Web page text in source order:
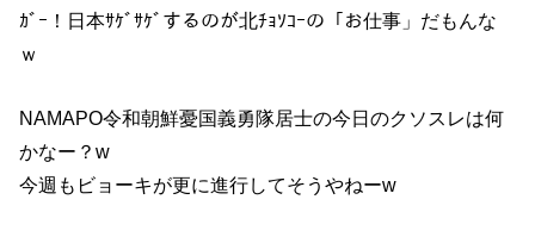
ｶﾞｰ！日本ｻｹﾞｻｹﾞするのが北ﾁｮｿｺｰの「お仕事」だもんな
ｗ
NAMAPO令和朝鮮憂国義勇隊居士の今日のクソスレは何
かなー？w
今週もビョーキが更に進行してそうやねーw